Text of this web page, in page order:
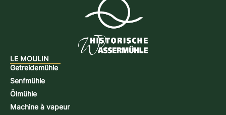
LE MOULIN
Getreidemühle
Senfmühle
Ölmühle
Machine à vapeur